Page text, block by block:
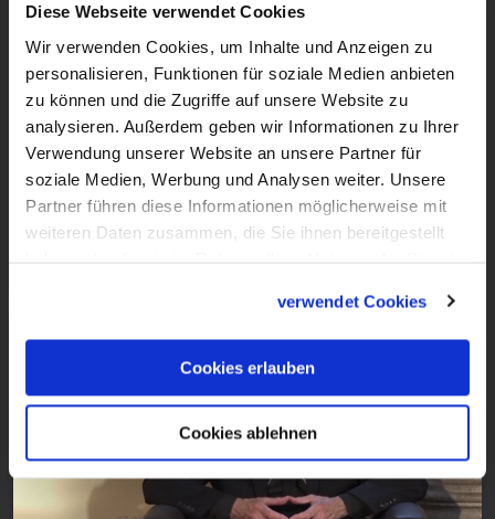
Diese Webseite verwendet Cookies
Wir verwenden Cookies, um Inhalte und Anzeigen zu
personalisieren, Funktionen für soziale Medien anbieten
zu können und die Zugriffe auf unsere Website zu
analysieren. Außerdem geben wir Informationen zu Ihrer
Verwendung unserer Website an unsere Partner für
soziale Medien, Werbung und Analysen weiter. Unsere
Partner führen diese Informationen möglicherweise mit
weiteren Daten zusammen, die Sie ihnen bereitgestellt
verwendet Cookies
Cookies erlauben
Cookies ablehnen
Alexander Keidel bei Talk am Dom
In der Pfarrei Bergen-Enkheim in Frankfurt
wissen alle, was sie an Alexander Keidel
haben. Denn der junge Mann ist nicht nur
der Organist in den Gottesdiensten,
sondern leitet auch Gesangsgruppen und
musikalische Ensembles.